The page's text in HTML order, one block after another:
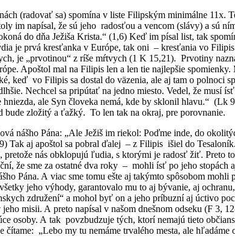
(radovať sa) spomína v liste Filipským minimálne
im napísal, že sú jeho radosťou a vencom (slávy) a sú
do dňa Ježiša Krista.“ (1,6) Keď im písal list, tak
je prvá kresťanka v Európe, tak oni – kresťania vo
je „prvotinou“ z ríše mŕtvych (1 K 15,21). Prvotiny
Apoštol mal na Filipis len a len tie najlepšie
keď vo Filipis sa dostal do väzenia, ale aj tam o
Nechcel sa pripútať na jedno miesto. Vedel, že musí
ale Syn človeka nemá, kde by sklonil hlavu.“ (Lk
bude zložitý a ťažký. To len tak na okraj, pre porovnanie.
nášho Pána: „Ale Ježiš im riekol: Poďme inde, do
Tak aj apoštol sa pobral ďalej – z Filipis išiel do
pretože nás obklopujú ľudia, s ktorými je radosť žiť.
že sme za ostatné dva roky – mohli ísť po jeho
Pána. A viac sme tomu ešte aj takýmto spôsobom
jeho výhody, garantovalo mu to aj bývanie, aj
združení“ a mohol byť on a jeho príbuzní aj úctivo
misii. A preto napísal v našom dnešnom odseku (F
osoby. A tak povzbudzuje tých, ktorí nemajú tieto
„Lebo my tu nemáme trvalého mesta, ale